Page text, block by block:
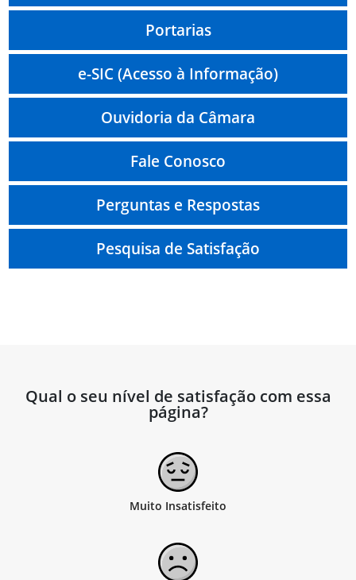
Portarias
e-SIC (Acesso à Informação)
Ouvidoria da Câmara
Fale Conosco
Perguntas e Respostas
Pesquisa de Satisfação
Qual o seu nível de satisfação com essa
página?